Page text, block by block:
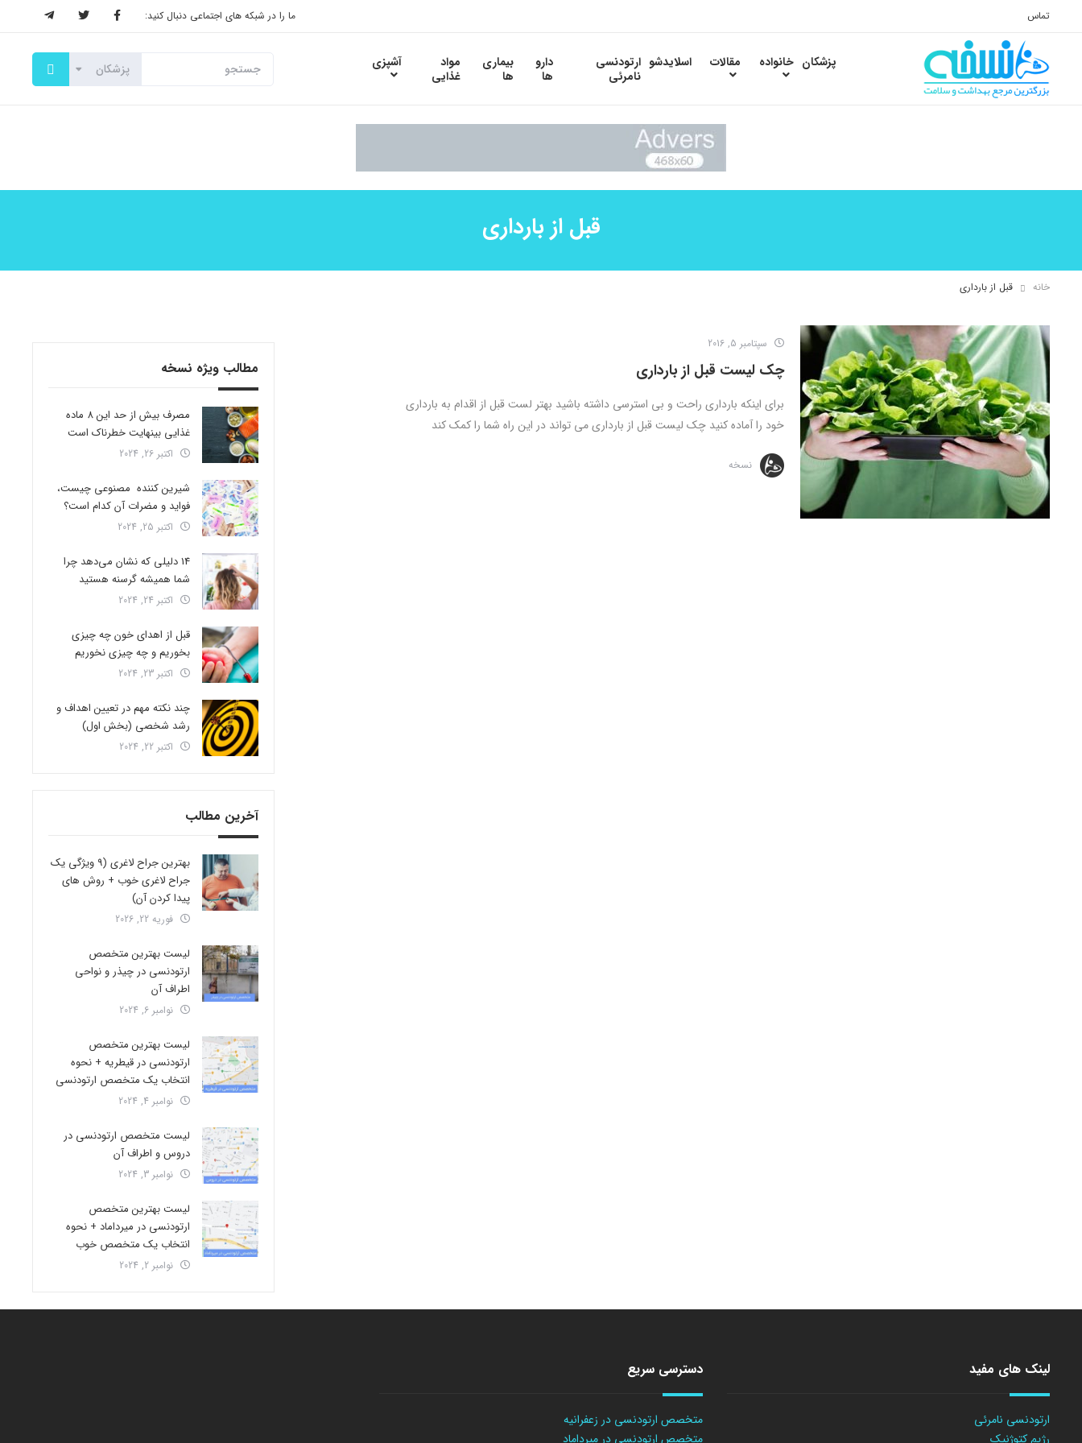
تماس ما را در شبکه های اجتماعی دنبال کنید:
پزشکان خانواده مقالات اسلایدشو ارتودنسی
نامرئی
دارو
ها
بیماری
ها
مواد
غذایی
آشپزی
قبل از بارداری
خانه قبل از بارداری
سپتامبر 5, 2016
چک لیست قبل از بارداری
برای اینکه بارداری راحت و بی استرسی داشته باشید بهتر لست قبل از اقدام به بارداری
خود را آماده کنید چک لیست قبل از بارداری می تواند در این راه شما را کمک کند
نسخه
مطالب ویژه نسخه
مصرف بیش از حد این 8 ماده
غذایی بینهایت خطرناک است
اکتبر 26, 2024
شیرین کننده مصنوعی چیست،
فواید و مضرات آن کدام است؟
اکتبر 25, 2024
14 دلیلی که نشان می‌دهد چرا
شما همیشه گرسنه هستید
اکتبر 24, 2024
قبل از اهدای خون چه چیزی
بخوریم و چه چیزی نخوریم
اکتبر 23, 2024
چند نکته مهم در تعیین اهداف و
رشد شخصی (بخش اول)
اکتبر 22, 2024
آخرین مطالب
بهترین جراح لاغری (9 ویژگی یک
جراح لاغری خوب + روش های
پیدا کردن آن)
فوریه 22, 2026
لیست بهترین متخصص
ارتودنسی در چیذر و نواحی
اطراف آن
نوامبر 6, 2024
لیست بهترین متخصص
ارتودنسی در قیطریه + نحوه
انتخاب یک متخصص ارتودنسی
نوامبر 4, 2024
لیست متخصص ارتودنسی در
دروس و اطراف آن
نوامبر 3, 2024
لیست بهترین متخصص
ارتودنسی در میرداماد + نحوه
انتخاب یک متخصص خوب
نوامبر 2, 2024
لینک های مفید
ارتودنسی نامرئی
رژیم کتوژنیک
دسترسی سریع
متخصص ارتودنسی در زعفرانیه
متخصص ارتودنسی در میرداماد